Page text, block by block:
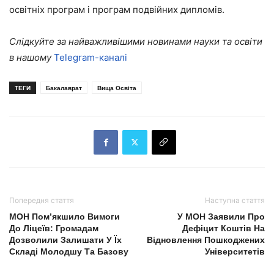
освітніх програм і програм подвійних дипломів.
Слідкуйте за найважливішими новинами науки та освіти
в нашомуTelegram-каналі
ТЕГИ Бакалаврат Вища Освіта
Попередня стаття
МОН Пом’якшило Вимоги
До Ліцеїв: Громадам
Дозволили Залишати У Їх
Складі Молодшу Та Базову
Наступна стаття
У МОН Заявили Про
Дефіцит Коштів На
Відновлення Пошкоджених
Університетів